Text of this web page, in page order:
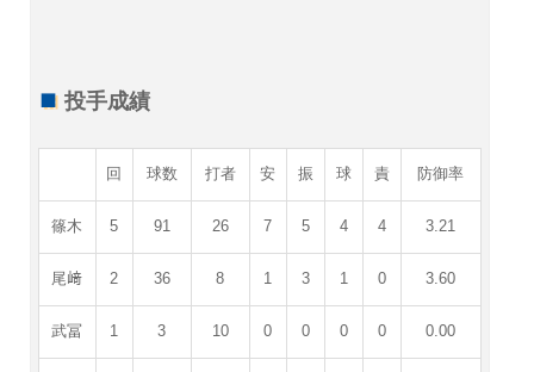
投手成績
回 球数 打者 安 振 球 責 防御率
篠木 5 91 26 7 5 4 4 3.21
尾﨑 2 36 8 1 3 1 0 3.60
武冨 1 3 10 0 0 0 0 0.00